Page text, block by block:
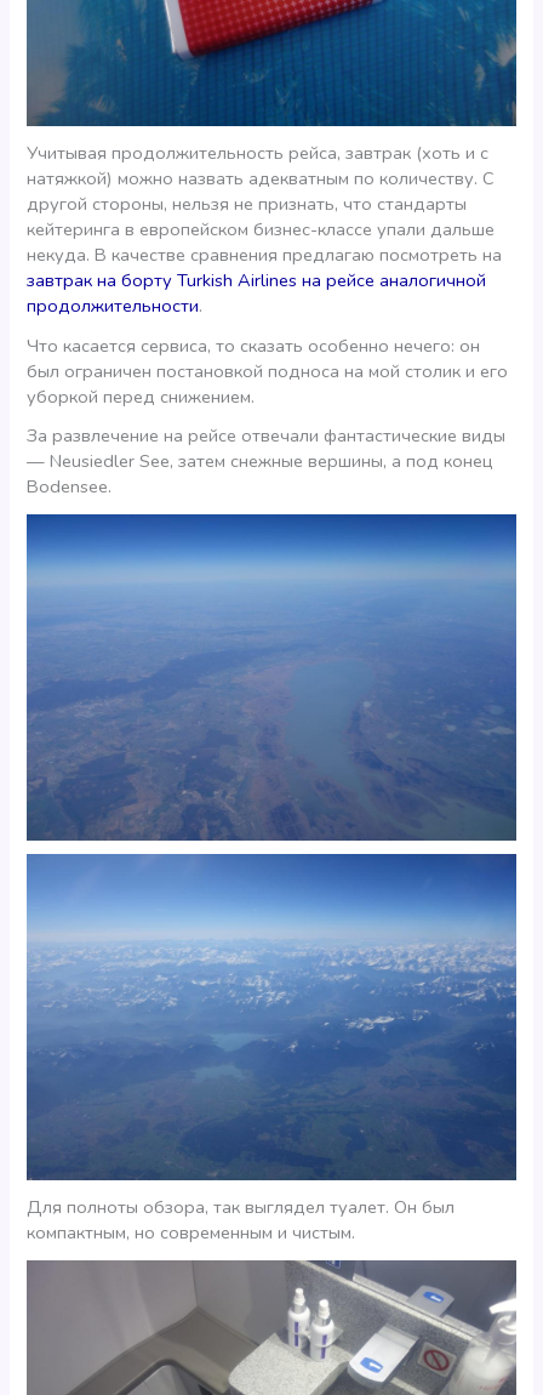
Учитывая продолжительность рейса, завтрак (хоть и с
натяжкой) можно назвать адекватным по количеству. С
другой стороны, нельзя не признать, что стандарты
кейтеринга в европейском бизнес-классе упали дальше
некуда. В качестве сравнения предлагаю посмотреть на
завтрак на борту Turkish Airlines на рейсе аналогичной
продолжительности.
Что касается сервиса, то сказать особенно нечего: он
был ограничен постановкой подноса на мой столик и его
уборкой перед снижением.
За развлечение на рейсе отвечали фантастические виды
— Neusiedler See, затем снежные вершины, а под конец
Bodensee.
Для полноты обзора, так выглядел туалет. Он был
компактным, но современным и чистым.